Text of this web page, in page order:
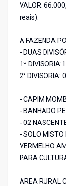
VALOR:
reais).
A FAZENDA
- DUAS
1º
2° DIVISORIA:
- CAPIM
- BANHADO
- 02
- SOLO MISTO
VERMELHO
PARA
AREA RURAL